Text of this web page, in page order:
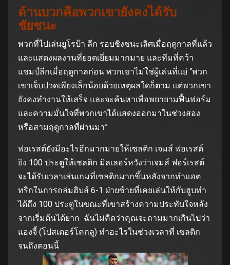
ด้านบวกคือพวกเขายังคงได้รับ
ชัยชนะ
พวกที่ไปเล่นยูโรป้า ลีก รอบชิงชนะเลิศเมื่อฤดูกาลที่แล้ว
และแสดงผลงานที่ยอดเยี่ยมมากมาย และทีมที่คว้า
แชมป์ลีกเมื่อฤดูกาลก่อน พวกเขาไม่ใช่ผู้เล่นที่แย่ “พวก
เขาเจ็บปวดเพียงเล็กน้อยด้วยเหตุผลใดก็ตาม แต่พวกเขา
ยังคงทำงานให้เสร็จ และจะค้นหาเพื่อพยายามฟื้นฟอร์ม
และความมั่นใจที่พวกเขาได้แสดงออกมาในช่วงสอง
หรือสามฤดูกาลที่ผ่านมา”
ฟอเรสต์ยังมีอะไรอีกมากมายให้เซลติก เจมส์ ฟอเรสต์
ยิง 100 ประตูให้เซลติก มิลเลอร์หวังว่าเจมส์ ฟอร์เรสต์
จะได้รับเวลาเล่นเกมที่เซลติกมากขึ้นหลังจากทำแฮต
ทริกในการถล่มฮิบส์ 6-1 ฝ่ายซ้ายที่เคยเล่นให้กับฮูบทำ
ได้ถึง 100 ประตูในขณะที่เขาสร้างความประทับใจหลัง
จากเริ่มต้นได้ยาก ฉันไม่คิดว่าคุณจะถามมากเกินไปว่า
แองจี้ (โปสเตอร์โคกลู) ทำอะไรในช่วงเวลาที่ เซลติก
จนถึงตอนนี้